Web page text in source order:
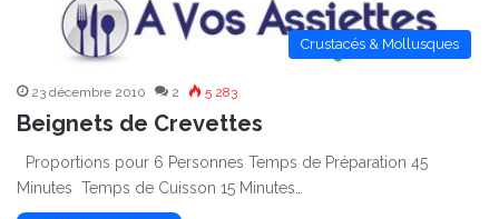
Crustacés & Mollusques
23 décembre 2010 2 5 283
Beignets de Crevettes
Proportions pour 6 Personnes Temps de Préparation 45
Minutes Temps de Cuisson 15 Minutes…